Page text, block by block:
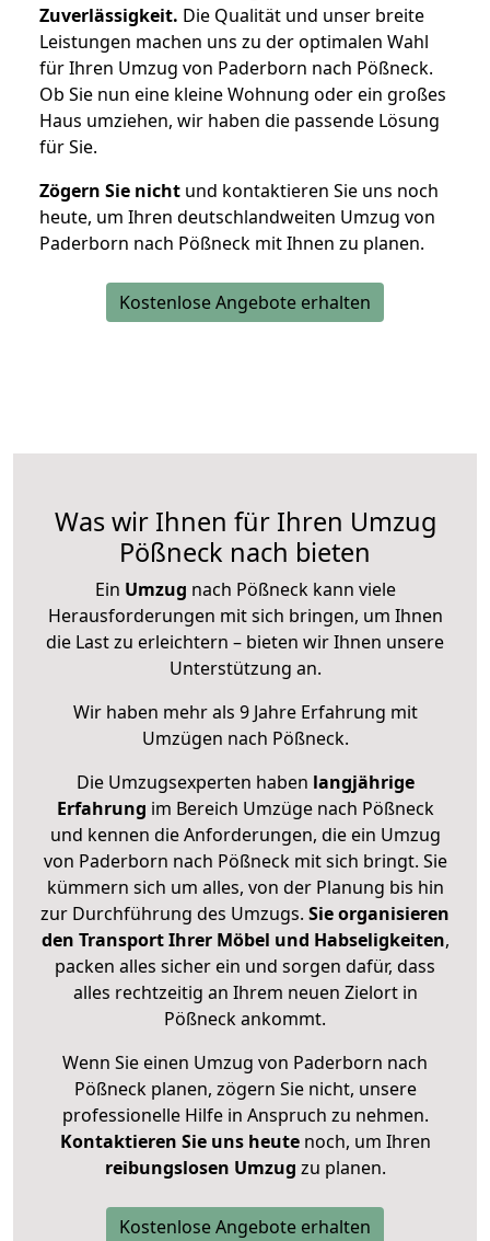
Zuverlässigkeit. Die Qualität und unser breite
Leistungen machen uns zu der optimalen Wahl
für Ihren Umzug von Paderborn nach Pößneck.
Ob Sie nun eine kleine Wohnung oder ein großes
Haus umziehen, wir haben die passende Lösung
für Sie.
Zögern Sie nicht und kontaktieren Sie uns noch
heute, um Ihren deutschlandweiten Umzug von
Paderborn nach Pößneck mit Ihnen zu planen.
Kostenlose Angebote erhalten
Was wir Ihnen für Ihren Umzug
Pößneck nach bieten
Ein Umzug nach Pößneck kann viele
Herausforderungen mit sich bringen, um Ihnen
die Last zu erleichtern – bieten wir Ihnen unsere
Unterstützung an.
Wir haben mehr als 9 Jahre Erfahrung mit
Umzügen nach Pößneck.
Die Umzugsexperten haben langjährige
Erfahrung im Bereich Umzüge nach Pößneck
und kennen die Anforderungen, die ein Umzug
von Paderborn nach Pößneck mit sich bringt. Sie
kümmern sich um alles, von der Planung bis hin
zur Durchführung des Umzugs. Sie organisieren
den Transport Ihrer Möbel und Habseligkeiten,
packen alles sicher ein und sorgen dafür, dass
alles rechtzeitig an Ihrem neuen Zielort in
Pößneck ankommt.
Wenn Sie einen Umzug von Paderborn nach
Pößneck planen, zögern Sie nicht, unsere
professionelle Hilfe in Anspruch zu nehmen.
Kontaktieren Sie uns heutenoch, um Ihren
reibungslosen Umzug zu planen.
Kostenlose Angebote erhalten